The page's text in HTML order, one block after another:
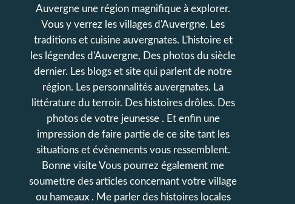
Auvergne une région magnifique à explorer.
Vous y verrez les villages d'Auvergne. Les
traditions et cuisine auvergnates. L'histoire et
les légendes d'Auvergne, Des photos du siècle
dernier. Les blogs et site qui parlent de notre
région. Les personnalités auvergnates. La
littérature du terroir. Des histoires drôles. Des
photos de votre jeunesse . Et enfin une
impression de faire partie de ce site tant les
situations et évènements vous ressemblent.
Bonne visite Vous pourrez également me
soumettre des articles concernant votre village
ou hameaux . Me parler des histoires locales